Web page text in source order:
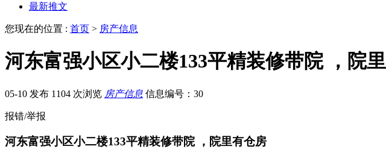
最新推文
您现在的位置 : 首页 > 房产信息
河东富强小区小二楼133平精装修带院 ，院
05-10 发布 1104 次浏览 房产信息 信息编号：30
报错/举报
河东富强小区小二楼133平精装修带院 ，院里有仓房